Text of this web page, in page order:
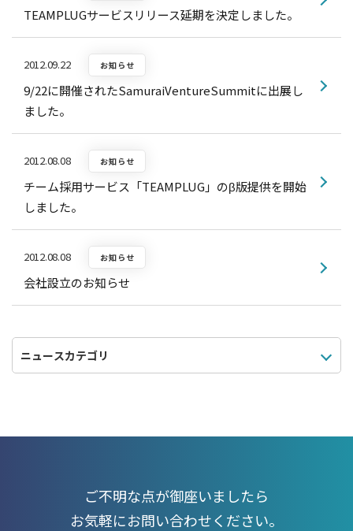
TEAMPLUGサービスリリース延期を決定しました。
2012.09.22 お知らせ
9/22に開催されたSamuraiVentureSummitに出展し
ました。
2012.08.08 お知らせ
チーム採用サービス「TEAMPLUG」のβ版提供を開始
しました。
2012.08.08 お知らせ
会社設立のお知らせ
ご不明な点が御座いましたら
お気軽にお問い合わせください。